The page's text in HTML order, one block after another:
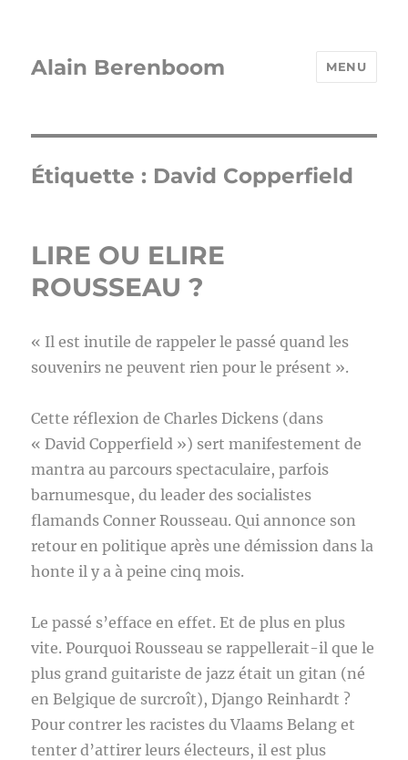
Alain Berenboom MENU
Étiquette : David Copperfield
LIRE OU ELIRE
ROUSSEAU ?
« Il est inutile de rappeler le passé quand les
souvenirs ne peuvent rien pour le présent ».
Cette réflexion de Charles Dickens (dans
« David Copperfield ») sert manifestement de
mantra au parcours spectaculaire, parfois
barnumesque, du leader des socialistes
flamands Conner Rousseau. Qui annonce son
retour en politique après une démission dans la
honte il y a à peine cinq mois.
Le passé s’efface en effet. Et de plus en plus
vite. Pourquoi Rousseau se rappellerait-il que le
plus grand guitariste de jazz était un gitan (né
en Belgique de surcroît), Django Reinhardt ?
Pour contrer les racistes du Vlaams Belang et
tenter d’attirer leurs électeurs, il est plus